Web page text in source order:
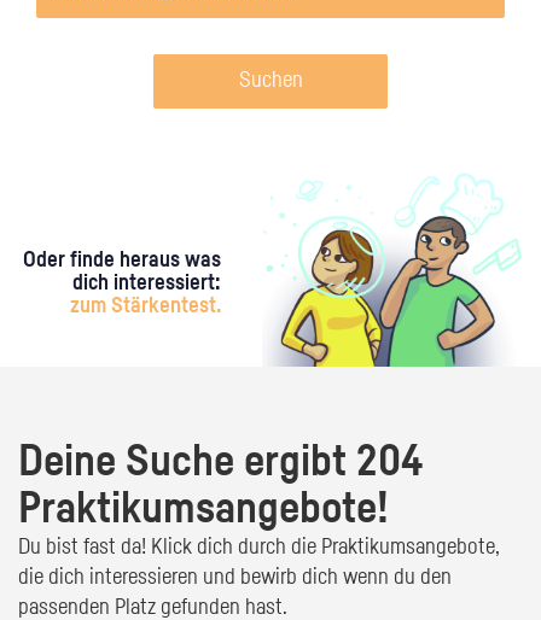
Suchen
Oder finde heraus was
dich interessiert:
zum Stärkentest.
Deine Suche ergibt 204
Praktikumsangebote!
Du bist fast da! Klick dich durch die Praktikumsangebote,
die dich interessieren und bewirb dich wenn du den
passenden Platz gefunden hast.